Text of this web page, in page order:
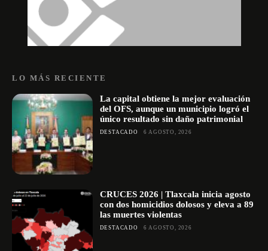
LO MÁS RECIENTE
La capital obtiene la mejor evaluación
del OFS, aunque un municipio logró el
único resultado sin daño patrimonial
DESTACADO 6 AGOSTO, 2026
CRUCES 2026 | Tlaxcala inicia agosto
con dos homicidios dolosos y eleva a 89
las muertes violentas
DESTACADO 6 AGOSTO, 2026